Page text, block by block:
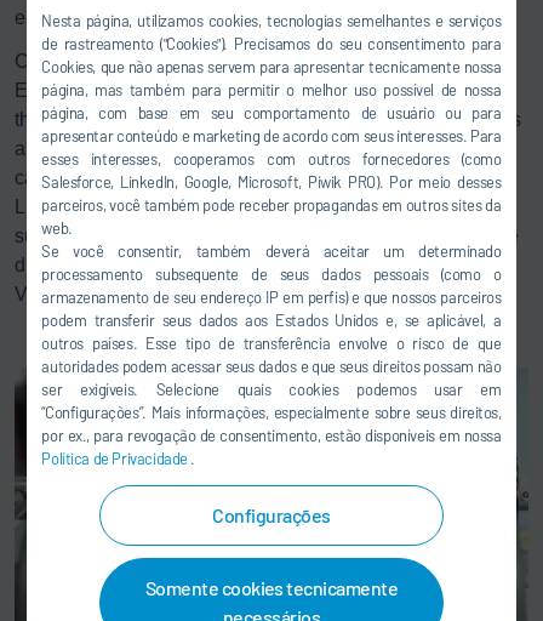
Nesta página, utilizamos cookies, tecnologias semelhantes e serviços
de rastreamento ("Cookies"). Precisamos do seu consentimento para
Cookies, que não apenas servem para apresentar tecnicamente nossa
página, mas também para permitir o melhor uso possível de nossa
página, com base em seu comportamento de usuário ou para
apresentar conteúdo e marketing de acordo com seus interesses. Para
esses interesses, cooperamos com outros fornecedores (como
Salesforce, LinkedIn, Google, Microsoft, Piwik PRO). Por meio desses
parceiros, você também pode receber propagandas em outros sites da
web.
Se você consentir, também deverá aceitar um determinado
processamento subsequente de seus dados pessoais (como o
armazenamento de seu endereço IP em perfis) e que nossos parceiros
podem transferir seus dados aos Estados Unidos e, se aplicável, a
outros países. Esse tipo de transferência envolve o risco de que
autoridades podem acessar seus dados e que seus direitos possam não
ser exigíveis. Selecione quais cookies podemos usar em
“Configurações”. Mais informações, especialmente sobre seus direitos,
por ex., para revogação de consentimento, estão disponíveis em nossa
Política de Privacidade .
Configurações
Somente cookies tecnicamente
electrode capacity produced.
Cellforce recently licensed LiCAP's Activated Dry
Electrode®technology, marking an important milestone in
the potential scaling up this revolutionary process. Dürr has
already commissioned a gigawatt-scale proof-of-concept
cathode line in Chassieu, France. "By collaborating with
LiCAP, Dürr is broadening its dry coating solutions to
support customers like Cellforce in adopting this innovative
dry electrode production process," said Bernhard Bruhn,
Vice President Global Business LIB.